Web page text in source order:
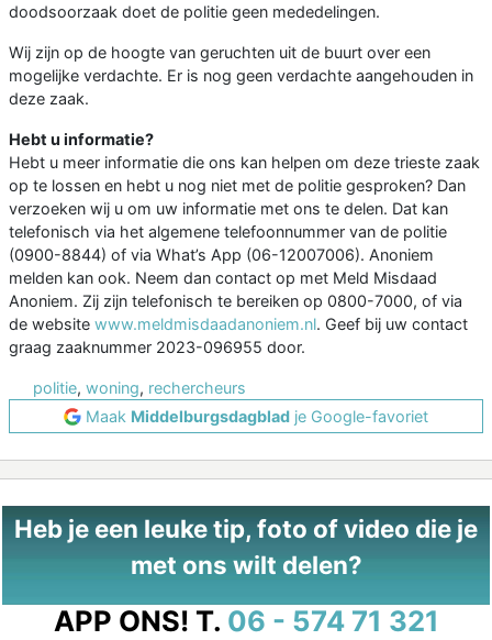
doodsoorzaak doet de politie geen mededelingen.
Wij zijn op de hoogte van geruchten uit de buurt over een
mogelijke verdachte. Er is nog geen verdachte aangehouden in
deze zaak.
Hebt u informatie?
Hebt u meer informatie die ons kan helpen om deze trieste zaak
op te lossen en hebt u nog niet met de politie gesproken? Dan
verzoeken wij u om uw informatie met ons te delen. Dat kan
telefonisch via het algemene telefoonnummer van de politie
(0900-8844) of via What’s App (06-12007006). Anoniem
melden kan ook. Neem dan contact op met Meld Misdaad
Anoniem. Zij zijn telefonisch te bereiken op 0800-7000, of via
de website www.meldmisdaadanoniem.nl. Geef bij uw contact
graag zaaknummer 2023-096955 door.
politie, woning, rechercheurs
Maak Middelburgsdagblad je Google-favoriet
Heb je een leuke tip, foto of video die je
met ons wilt delen?
APP ONS! T. 06 - 574 71 321